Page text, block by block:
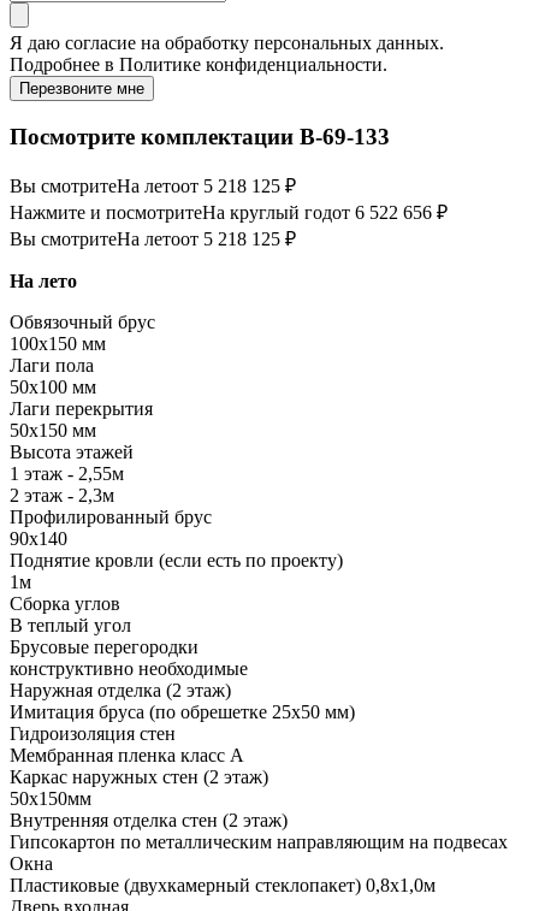
Я даю согласие на обработку персональных данных.
Подробнее в Политике конфиденциальности.
Перезвоните мне
Посмотрите комплектации В-69-133
Вы смотритеНа летоот 5 218 125 ₽
Нажмите и посмотритеНа круглый годот 6 522 656 ₽
Вы смотритеНа летоот 5 218 125 ₽
На лето
Обвязочный брус
100х150 мм
Лаги пола
50х100 мм
Лаги перекрытия
50х150 мм
Высота этажей
1 этаж - 2,55м
2 этаж - 2,3м
Профилированный брус
90х140
Поднятие кровли (если есть по проекту)
1м
Сборка углов
В теплый угол
Брусовые перегородки
конструктивно необходимые
Наружная отделка (2 этаж)
Имитация бруса (по обрешетке 25х50 мм)
Гидроизоляция стен
Мембранная пленка класс А
Каркас наружных стен (2 этаж)
50х150мм
Внутренняя отделка стен (2 этаж)
Гипсокартон по металлическим направляющим на подвесах
Окна
Пластиковые (двухкамерный стеклопакет) 0,8х1,0м